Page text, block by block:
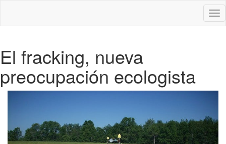
El fracking, nueva
preocupación ecologista